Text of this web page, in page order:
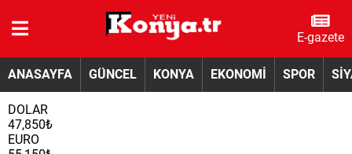
E-gazete
ANASAYFA GÜNCEL KONYA EKONOMİ SPOR
DOLAR
47,850₺
EURO